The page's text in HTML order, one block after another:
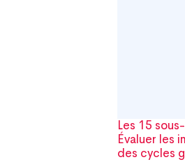
Les 15
Évaluer les
des cycles